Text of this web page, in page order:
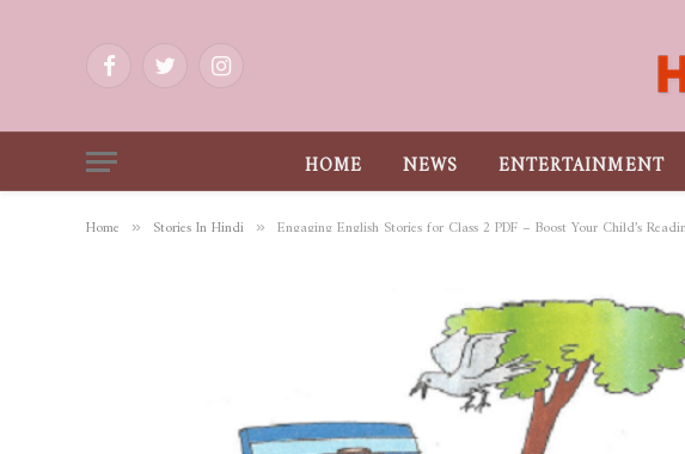
FacebookTwitterInstagram
HOME NEWS ENTERTAINMENT
Home » Stories In Hindi » Engaging English Stories for Class 2 PDF – Boost Your Child’s